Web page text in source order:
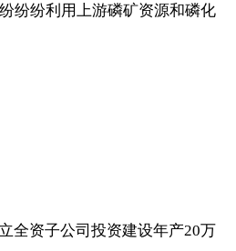
纷纷利用上游磷矿资源和磷化
全资子公司投资建设年产20万